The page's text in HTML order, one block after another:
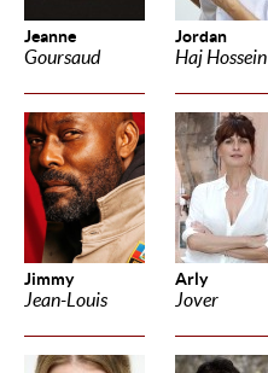
Jeanne
Goursaud
Jordan
Haj Hossein
Jimmy
Jean-Louis
Arly
Jover